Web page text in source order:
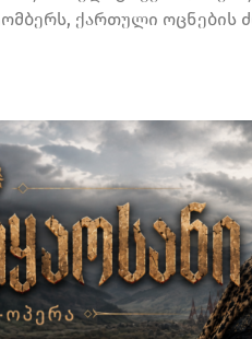
ქართული ოცნების